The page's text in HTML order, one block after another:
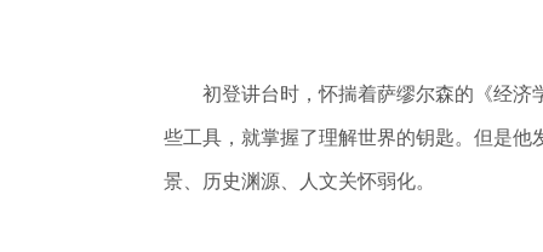
初登讲台时，怀揣着萨缪尔森的《经济学
些工具，就掌握了理解世界的钥匙。但是
景、历史渊源、人文关怀弱化。